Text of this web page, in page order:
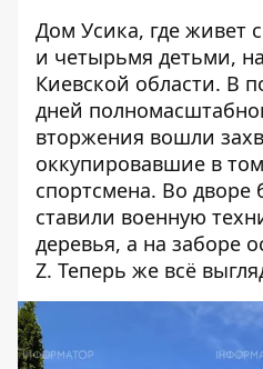
Дом Усика, где живет
и четырьмя детьми,
Киевской области. В
дней
вторжения вошли
оккупировавшие в
спортсмена. Во дворе
ставили военную
деревья, а на заборе
Z. Теперь же всё